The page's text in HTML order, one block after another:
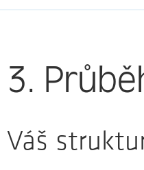
3.
Váš